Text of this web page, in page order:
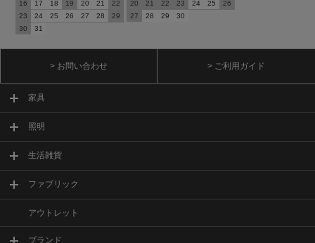
16
17 18 19 20 21
22
23
24 25 26 27 28
29
30
31
20
21 22 23 24 25
26
27
28 29 30
> お問い合わせ > ご利用ガイド
家具
照明
生活雑貨
ファブリック
アウトレット
ブランド